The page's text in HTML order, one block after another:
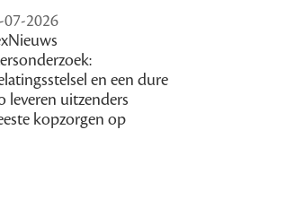
07-2026
en een dure
leveren uitzenders
kopzorgen op